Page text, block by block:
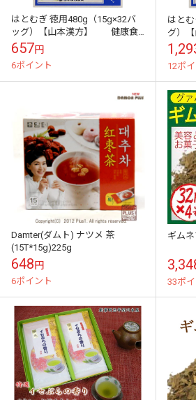
はとむぎ 徳用480g（15g×32バ
ッグ）【山本漢方】 健康食
品 健康茶 お茶
657円
6ポイント
はと
グ）
食品
12ポ
Damter(ダムト) ナツメ 茶
(15T*15g)225g
648円
6ポイント
ギム
33ポ